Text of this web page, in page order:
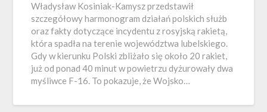
Władysław Kosiniak-Kamysz przedstawił
szczegółowy harmonogram działań polskich służb
oraz fakty dotyczące incydentu z rosyjską rakietą,
która spadła na terenie województwa lubelskiego.
Gdy w kierunku Polski zbliżało się około 20 rakiet,
już od ponad 40 minut w powietrzu dyżurowały dwa
myśliwce F-16. To pokazuje, że Wojsko…